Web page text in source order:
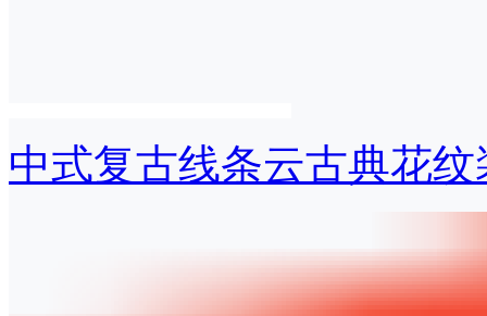
中式复古线条云古典花